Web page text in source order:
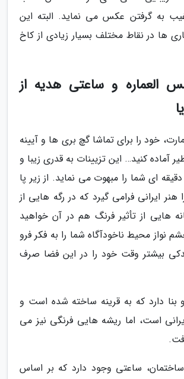
به گرفتن عکس می نماید. البته این
ها در نقاط مختلف بسیار زیادی از کاخ
العماره و ساعتی هدیه از
خود را برای تماشا گچ بری ها و آیینه
آماده کنید… این تزیینات به قدری زیبا و
ای شما را مبهوت می نماید. از زیر پا
هنر ایرانی فرامی گیرد که در رگه هایی از
هایی از تأثیر فرنگ هم در آن خواهید
نواز محیط ناخودآگاه شما را به فکر فرو
بیشتر وقت خود را در این فضا صرف
بنا دارد که به قرینه ساخته شده است و
است، اما ریشه هایی فرنگی نیز می
ساعتی وجود دارد که بر اساس